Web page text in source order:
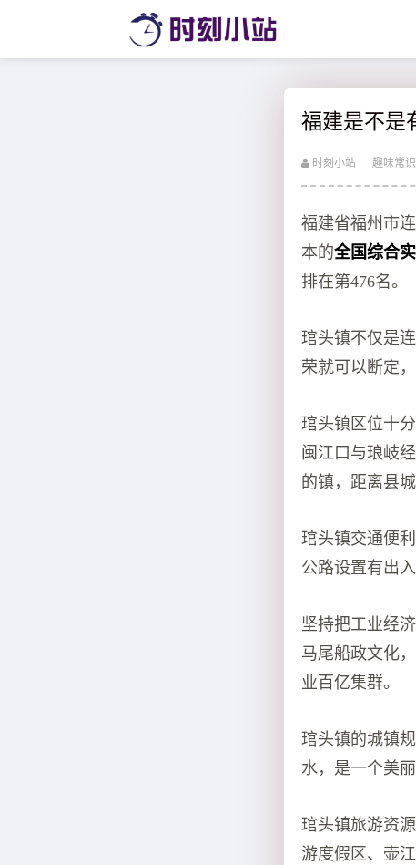
福建是不是
时刻小站 趣味常识
福建省福州市
本的全国综合
排在第476名。
琯头镇不仅是
荣就可以断定
琯头镇区位十
闽江口与琅岐
的镇，距离县
琯头镇交通便
公路设置有出入
坚持把工业经
马尾船政文化
业百亿集群。
琯头镇的城镇
水，是一个美
琯头镇旅游资
游度假区、壶